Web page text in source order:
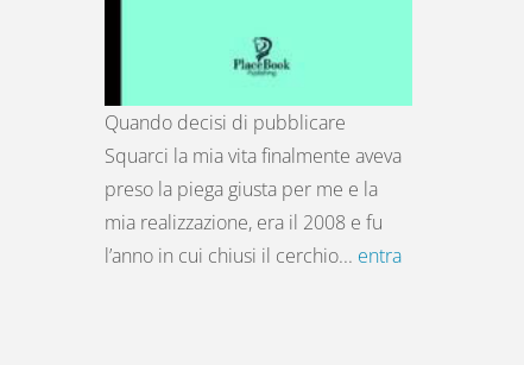
Quando decisi di pubblicare
Squarci la mia vita finalmente aveva
preso la piega giusta per me e la
mia realizzazione, era il 2008 e fu
l’anno in cui chiusi il cerchio... entra